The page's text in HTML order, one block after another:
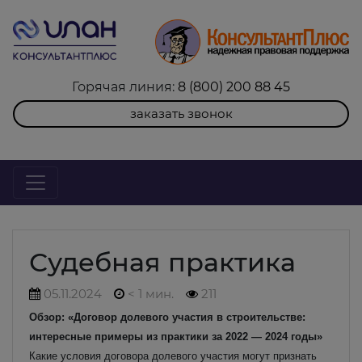
Горячая линия: 8 (800) 200 88 45
заказать звонок
Судебная практика
05.11.2024 < 1 мин. 211
Обзор: «Договор долевого участия в строительстве:
интересные примеры из практики за 2022 — 2024 годы»
Какие условия договора долевого участия могут признать